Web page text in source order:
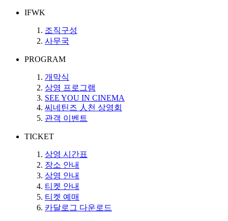
IFWK
조직구성
사무국
PROGRAM
개막식
상영 프로그램
SEE YOU IN CINEMA
씨네틴즈 人천 상영회
관객 이벤트
TICKET
상영 시간표
장소 안내
상영 안내
티켓 안내
티켓 예매
카달로그 다운로드